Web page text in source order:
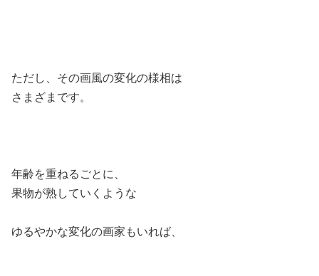
ただし、その画風の変化の様相は
さまざまです。
年齢を重ねるごとに、
果物が熟していくような
ゆるやかな変化の画家もいれば、